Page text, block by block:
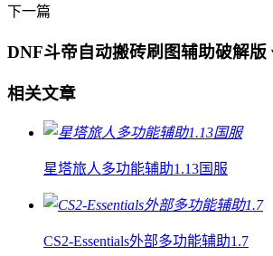
下一篇
DNF斗帝自动搬砖刷图辅助破解版
相关文章
星塔旅人多功能辅助1.13国服
CS2-Essentials外部多功能辅助1.7